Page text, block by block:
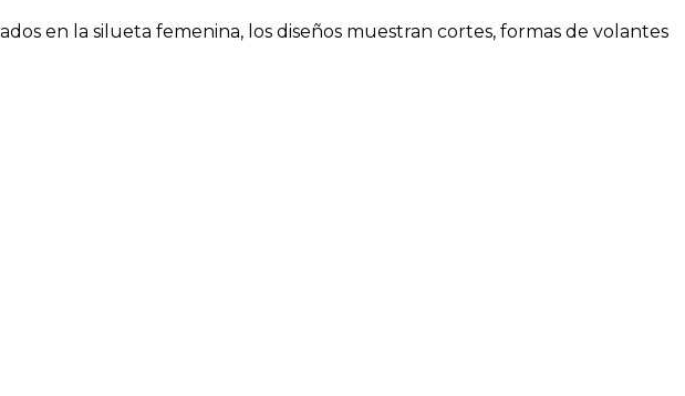
en la silueta femenina, los diseños muestran cortes, formas de volantes